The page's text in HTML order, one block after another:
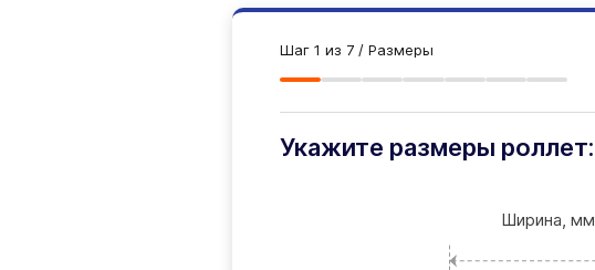
Шаг 1 из 7 / Размеры
Укажите размеры роллет:
Ширина, мм